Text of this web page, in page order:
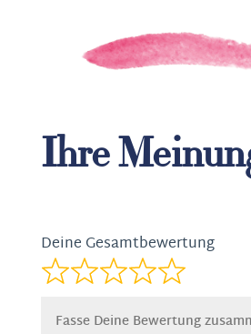
Site
Reviews
Ihre
Deine Gesamtbewertung